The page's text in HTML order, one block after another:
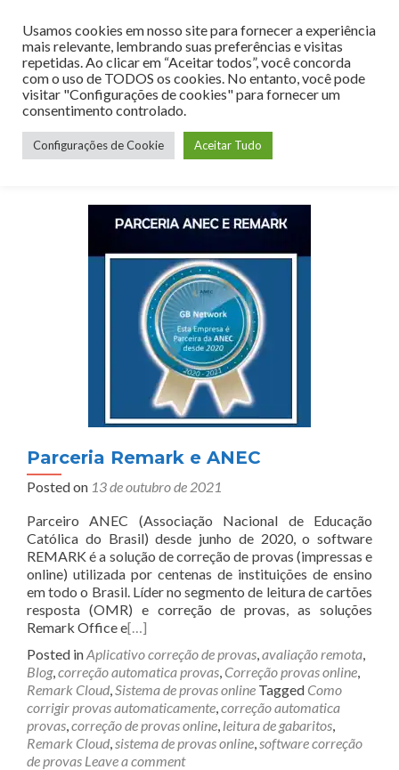
MENU
Mês:outubro 2021
Parceria Remark e ANEC
Posted on 13 de outubro de 2021
Parceiro ANEC (Associação Nacional de Educação
Católica do Brasil) desde junho de 2020, o software
REMARK é a solução de correção de provas (impressas e
online) utilizada por centenas de instituições de ensino
em todo o Brasil. Líder no segmento de leitura de cartões
resposta (OMR) e correção de provas, as soluções
Remark Office e[…]
Posted inAplicativo correção de provas,avaliação remota,
Blog,correção automatica provas, Correção provas online,
Remark Cloud,Sistema de provas online Tagged Como
corrigir provas automaticamente,correção automatica
provas,correção de provas online, leitura de gabaritos,
Remark Cloud,sistema de provas online,software correção
de provas Leave a comment
Usamos cookies em nosso site para fornecer a experiência
mais relevante, lembrando suas preferências e visitas
repetidas. Ao clicar em “Aceitar todos”, você concorda
com o uso de TODOS os cookies. No entanto, você pode
visitar "Configurações de cookies" para fornecer um
consentimento controlado.
Configurações de Cookie Aceitar Tudo